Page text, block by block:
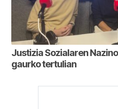
Justizia Sozialaren
gaurko tertulian